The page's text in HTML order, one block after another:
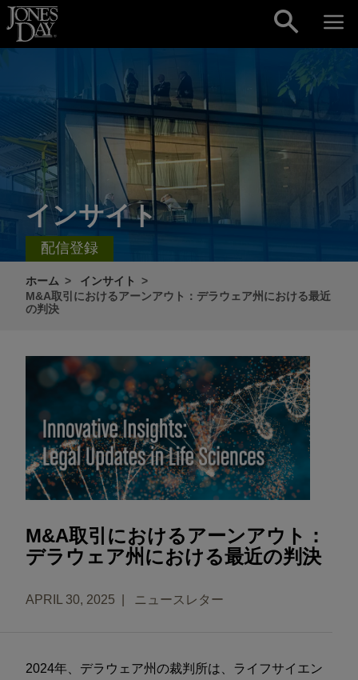
Skip to content
インサイト
配信登録
ホーム
インサイト
M&A取引におけるアーンアウト：デラウェア州における最近
の判決
M&A取引におけるアーンアウト：
デラウェア州における最近の判決
APRIL 30, 2025 ニュースレター
2024年、デラウェア州の裁判所は、ライフサイエン